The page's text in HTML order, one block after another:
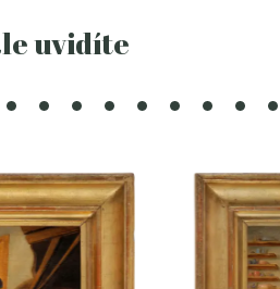
uvidíte